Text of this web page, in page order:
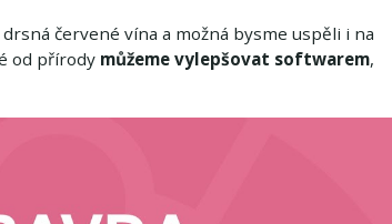
červené vína a možná bysme uspěli i na
od přírody můžeme vylepšovat softwarem,